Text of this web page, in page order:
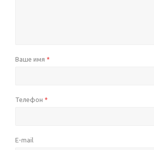
Ваше имя *
Телефон *
E-mail